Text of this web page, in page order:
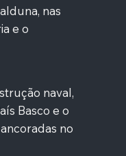
nas
e o
naval,
Basco e o
no